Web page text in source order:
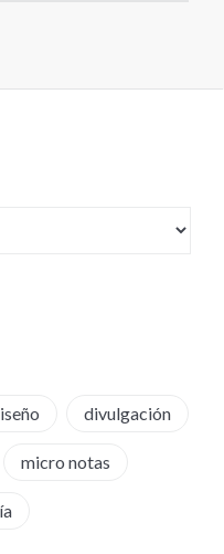
divulgación
micro notas